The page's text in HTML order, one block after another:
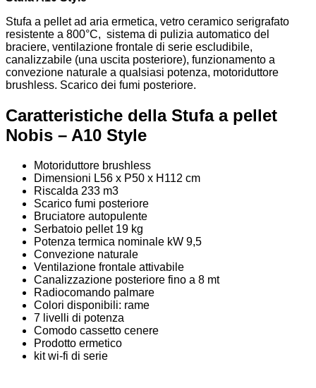
Stufa a pellet ad aria ermetica, vetro ceramico serigrafato
resistente a 800°C, sistema di pulizia automatico del
braciere, ventilazione frontale di serie escludibile,
canalizzabile (una uscita posteriore), funzionamento a
convezione naturale a qualsiasi potenza, motoriduttore
brushless. Scarico dei fumi posteriore.
Caratteristiche della Stufa a pellet
Nobis – A10 Style
Motoriduttore brushless
Dimensioni L56 x P50 x H112 cm
Riscalda 233 m3
Scarico fumi posteriore
Bruciatore autopulente
Serbatoio pellet 19 kg
Potenza termica nominale kW 9,5
Convezione naturale
Ventilazione frontale attivabile
Canalizzazione posteriore fino a 8 mt
Radiocomando palmare
Colori disponibili: rame
7 livelli di potenza
Comodo cassetto cenere
Prodotto ermetico
kit wi-fi di serie